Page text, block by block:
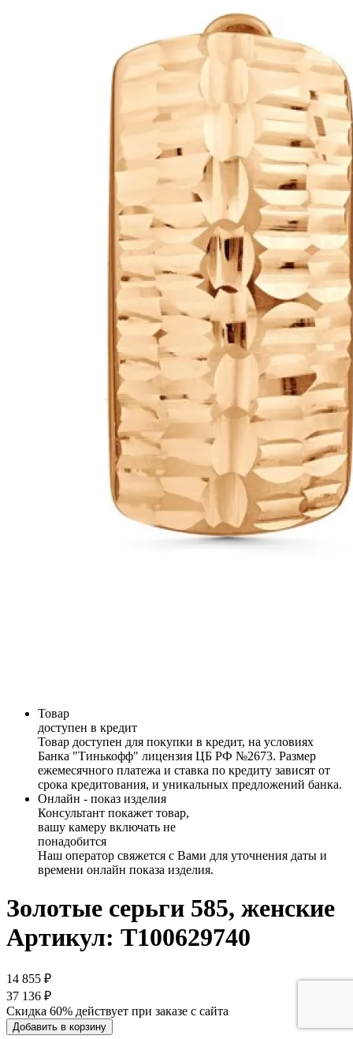
Товар
доступен в кредит
Товар доступен для покупки в кредит, на условиях
Банка "Тинькофф" лицензия ЦБ РФ №2673. Размер
ежемесячного платежа и ставка по кредиту зависят от
срока кредитования, и уникальных предложений банка.
Онлайн - показ изделия
Консультант покажет товар,
вашу камеру включать не
понадобится
Наш оператор свяжется с Вами для уточнения даты и
времени онлайн показа изделия.
Золотые серьги 585, женские
Артикул: Т100629740
14 855 ₽
37 136 ₽
Скидка 60% действует при заказе с сайта
Добавить в корзину